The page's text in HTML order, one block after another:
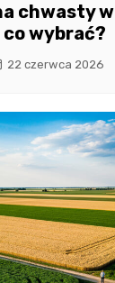
chwasty w
wybrać?
22 czerwca 2026